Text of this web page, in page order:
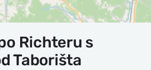
Richteru s
Taborišta